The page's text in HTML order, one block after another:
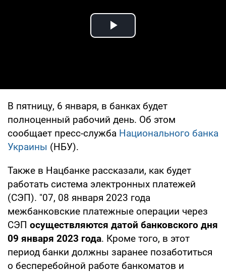
Play Video
В пятницу, 6 января, в банках будет
полноценный рабочий день. Об этом
сообщает пресс-служба Национального банка
Украины (НБУ).
Также в Нацбанке рассказали, как будет
работать система электронных платежей
(СЭП). "07, 08 января 2023 года
межбанковские платежные операции через
СЭП осуществляются датой банковского дня
09 января 2023 года. Кроме того, в этот
период банки должны заранее позаботиться
о бесперебойной работе банкоматов и